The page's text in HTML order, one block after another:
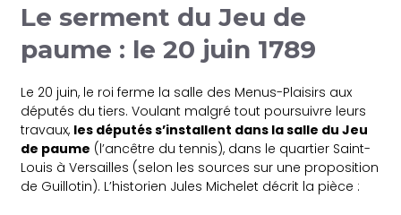
Le serment du Jeu de
paume : le 20 juin 1789
Le 20 juin, le roi ferme la salle des Menus-Plaisirs aux
députés du tiers. Voulant malgré tout poursuivre leurs
travaux, les députés s’installent dans la salle du Jeu
de paume (l’ancêtre du tennis), dans le quartier Saint-
Louis à Versailles (selon les sources sur une proposition
de Guillotin). L’historien Jules Michelet décrit la pièce :